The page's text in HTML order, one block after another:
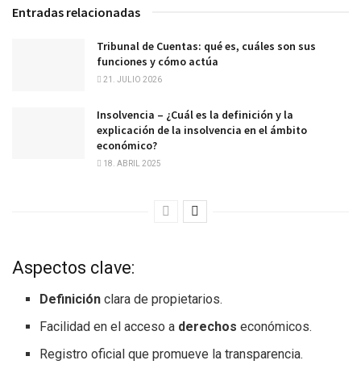
Entradas relacionadas
Tribunal de Cuentas: qué es, cuáles son sus
funciones y cómo actúa
21. JULIO 2026
Insolvencia – ¿Cuál es la definición y la
explicación de la insolvencia en el ámbito
económico?
18. ABRIL 2025
Aspectos clave:
Definición clara de propietarios.
Facilidad en el acceso a derechos económicos.
Registro oficial que promueve la transparencia.